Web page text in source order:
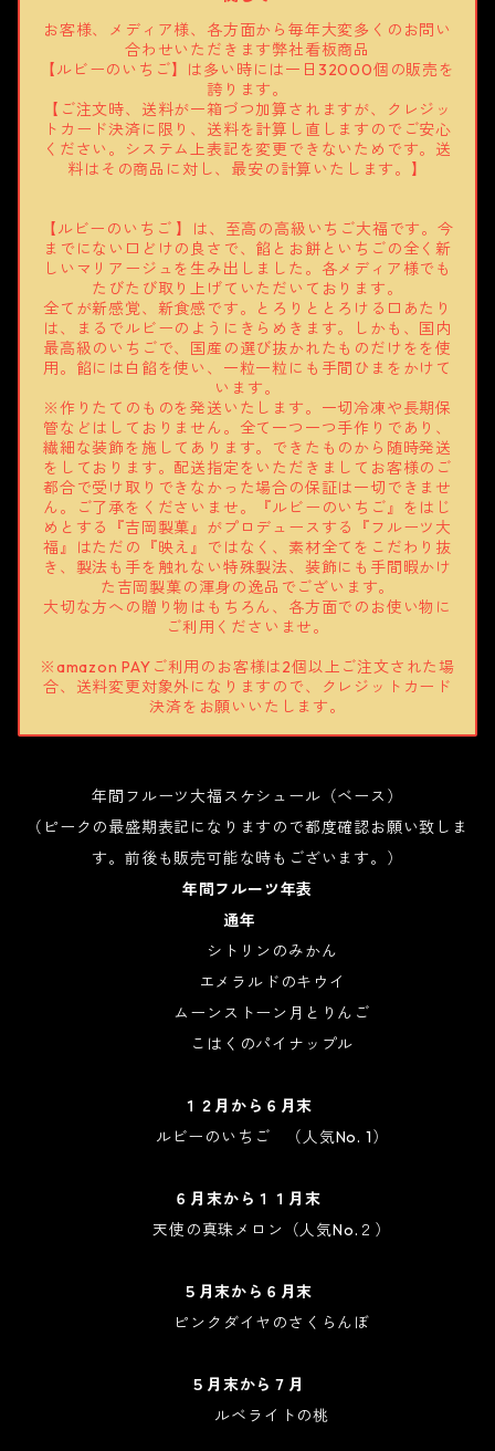
お客様、メディア様、各方面から毎年大変多くのお問い
合わせいただきます弊社看板商品
【ルビーのいちご】は多い時には一日32000個の販売を
誇ります。
【ご注文時、送料が一箱づつ加算されますが、クレジッ
トカード決済に限り、送料を計算し直しますのでご安心
ください。システム上表記を変更できないためです。送
料はその商品に対し、最安の計算いたします。】
【ルビーのいちご 】は、至高の高級いちご大福です。今
までにない口どけの良さで、餡とお餅といちごの全く新
しいマリアージュを生み出しました。各メディア様でも
たびたび取り上げていただいております。
全てが新感覚、新食感です。とろりととろける口あたり
は、まるでルビーのようにきらめきます。しかも、国内
最高級のいちごで、国産の選び抜かれたものだけをを使
用。餡には白餡を使い、一粒一粒にも手間ひまをかけて
います。
※作りたてのものを発送いたします。一切冷凍や長期保
管などはしておりません。全て一つ一つ手作りであり、
繊細な装飾を施してあります。できたものから随時発送
をしております。配送指定をいただきましてお客様のご
都合で受け取りできなかった場合の保証は一切できませ
ん。ご了承をくださいませ。『ルビーのいちご』をはじ
めとする『吉岡製菓』がプロデュースする『フルーツ大
福』はただの『映え』ではなく、素材全てをこだわり抜
き、製法も手を触れない特殊製法、装飾にも手間暇かけ
た吉岡製菓の渾身の逸品でございます。
大切な方への贈り物はもちろん、各方面でのお使い物に
ご利用くださいませ。
※amazon PAYご利用のお客様は2個以上ご注文された場
合、送料変更対象外になりますので、クレジットカード
決済をお願いいたします。
年間フルーツ大福スケシュール（ベース）
（ピークの最盛期表記になりますので都度確認お願い致しま
す。前後も販売可能な時もございます。）
年間フルーツ年表
通年
シトリンのみかん
エメラルドのキウイ
ムーンストーン月とりんご
こはくのパイナップル
１２月から６月末
ルビーのいちご （人気No. 1）
６月末から１１月末
天使の真珠メロン（人気No.２）
５月末から６月末
ピンクダイヤのさくらんぼ
５月末から７月
ルベライトの桃